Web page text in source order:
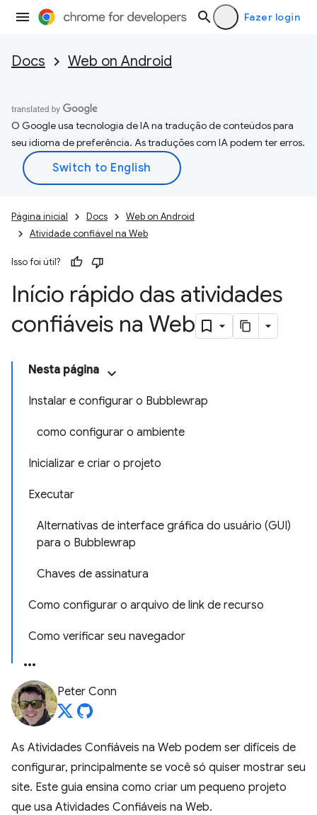
Fazer login
Docs Web on Android
O Google usa tecnologia de IA na tradução de conteúdos para
seu idioma de preferência. As traduções com IA podem ter erros.
Página inicial Docs
Web on Android
Atividade confiável na Web
Isso foi útil?
Início rápido das atividades
confiáveis na Web
Nesta página
Instalar e configurar o Bubblewrap
como configurar o ambiente
Inicializar e criar o projeto
Executar
Alternativas de interface gráfica do usuário (GUI)
para o Bubblewrap
Chaves de assinatura
Como configurar o arquivo de link de recurso
Como verificar seu navegador
Peter Conn
As Atividades Confiáveis na Web podem ser difíceis de
configurar, principalmente se você só quiser mostrar seu
site. Este guia ensina como criar um pequeno projeto
que usa Atividades Confiáveis na Web.